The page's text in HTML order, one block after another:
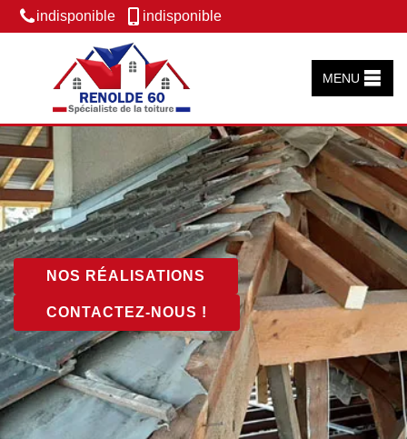
indisponible indisponible
MENU
NOS RÉALISATIONS
CONTACTEZ-NOUS !